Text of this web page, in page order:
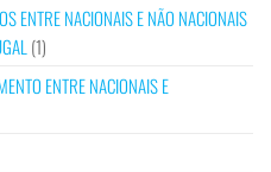
ENTRE NACIONAIS E NÃO NACIONAIS
(1)
ENTRE NACIONAIS E